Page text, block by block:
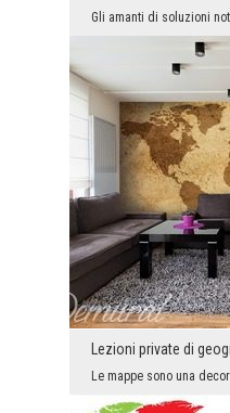
Lezioni private di